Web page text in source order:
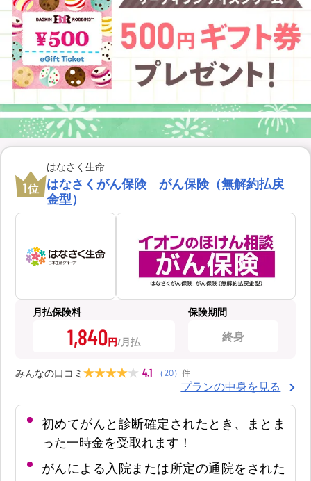
1位
はなさく生命
はなさくがん保険 がん保険（無解約払戻
金型）
月払保険料
1,840円
保険期間
終身
みんなの口コミ 4.1 （ 20） 件
プランの中身を見る
初めてがんと診断確定されたとき、まとま
った一時金を受取れます！
がんによる入院または所定の通院をされた